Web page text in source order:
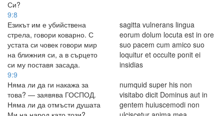
Си?
9:8
Езикът им е убийствена
стрела, говори коварно. С
устата си човек говори мир
на ближния си, а в сърцето
си му поставя засада.
sagitta vulnerans lingua
eorum dolum locuta est in ore
suo pacem cum amico suo
loquitur et occulte ponit ei
insidias
9:9
Няма ли да ги накажа за
това? — заявява ГОСПОД.
Няма ли да отмъсти душата
numquid super his non
visitabo dicit Dominus aut in
gentem huiuscemodi non